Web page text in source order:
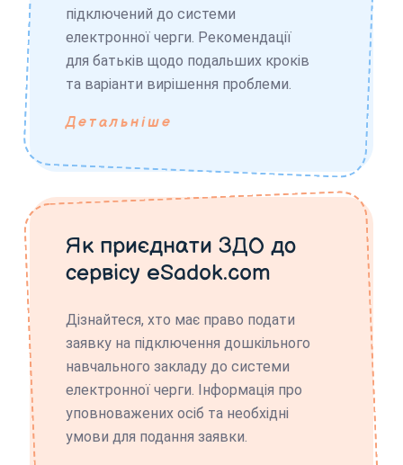
підключений до системи
електронної черги. Рекомендації
для батьків щодо подальших кроків
та варіанти вирішення проблеми.
Детальніше
Як приєднати ЗДО до
сервісу eSadok.com
Дізнайтеся, хто має право подати
заявку на підключення дошкільного
навчального закладу до системи
електронної черги. Інформація про
уповноважених осіб та необхідні
умови для подання заявки.